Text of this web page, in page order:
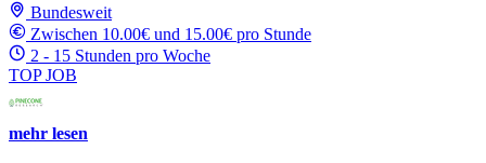
Bundesweit
Zwischen 10.00€ und 15.00€ pro Stunde
2 - 15 Stunden pro Woche
TOP JOB
mehr lesen